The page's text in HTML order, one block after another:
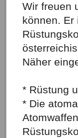
Wir freuen
können. Er
Näher
* Rüstung
* Die